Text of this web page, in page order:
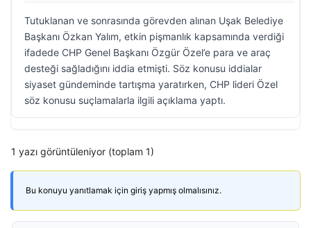
Tutuklanan ve sonrasında görevden alınan Uşak Belediye
Başkanı Özkan Yalım, etkin pişmanlık kapsamında verdiği
ifadede CHP Genel Başkanı Özgür Özel’e para ve araç
desteği sağladığını iddia etmişti. Söz konusu iddialar
siyaset gündeminde tartışma yaratırken, CHP lideri Özel
söz konusu suçlamalarla ilgili açıklama yaptı.
1 yazı görüntüleniyor (toplam 1)
Bu konuyu yanıtlamak için giriş yapmış olmalısınız.